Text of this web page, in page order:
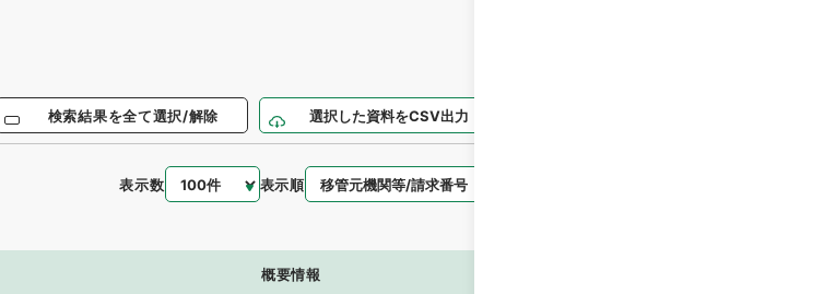
検索結果を全て選択/解除 選択した資料をCSV出力
表示数 表示順
概要情報